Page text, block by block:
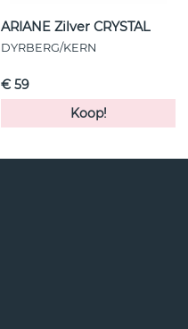
ARIANE Zilver CRYSTAL
DYRBERG/KERN
€ 59
Koop!